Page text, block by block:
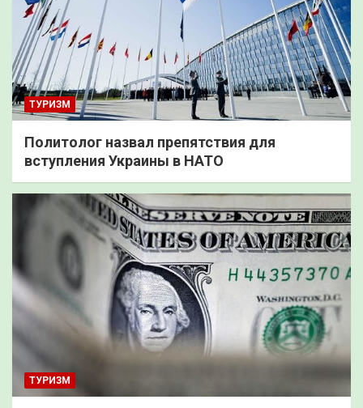
ТУРИЗМ
Политолог назвал препятствия для
вступления Украины в НАТО
ТУРИЗМ